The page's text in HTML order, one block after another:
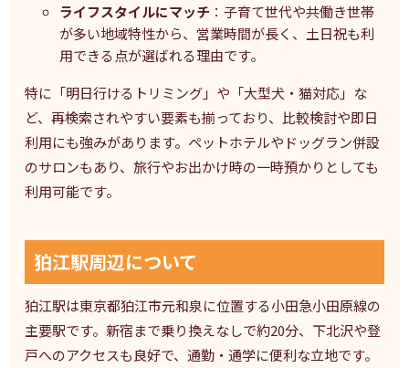
ライフスタイルにマッチ：子育て世代や共働き世帯
が多い地域特性から、営業時間が長く、土日祝も利
用できる点が選ばれる理由です。
特に「明日行けるトリミング」や「大型犬・猫対応」な
ど、再検索されやすい要素も揃っており、比較検討や即日
利用にも強みがあります。ペットホテルやドッグラン併設
のサロンもあり、旅行やお出かけ時の一時預かりとしても
利用可能です。
狛江駅周辺について
狛江駅は東京都狛江市元和泉に位置する小田急小田原線の
主要駅です。新宿まで乗り換えなしで約20分、下北沢や登
戸へのアクセスも良好で、通勤・通学に便利な立地です。